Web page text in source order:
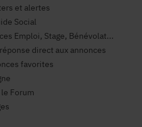
et alertes
Social
Emploi, Stage, Bénévolat...
direct aux annonces
favorites
Forum